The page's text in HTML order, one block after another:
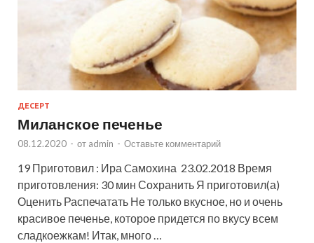
ДЕСЕРТ
Миланское печенье
08.12.2020 - от admin - Оставьте комментарий
19 Приготовил : Ира Cамохина 23.02.2018 Время
приготовления: 30 мин Сохранить Я приготовил(а)
Оценить Распечатать Не только вкусное, но и очень
красивое печенье, которое придется по вкусу всем
сладкоежкам! Итак, много …